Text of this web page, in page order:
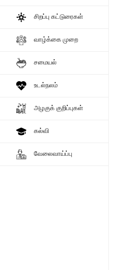
சிறப்பு கட்டுரைகள்
வாழ்க்கை முறை
சமையல்
உடல்நலம்
அழகுக் குறிப்புகள்
கல்வி
வேலைவாய்ப்பு